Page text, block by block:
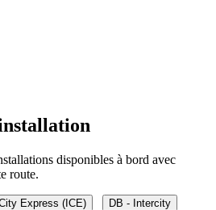
disponibles à bord avec
route.
Express (ICE) DB - Intercity